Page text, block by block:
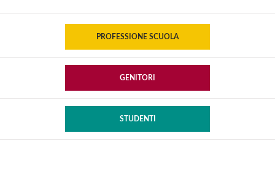
PROFESSIONE SCUOLA
GENITORI
STUDENTI